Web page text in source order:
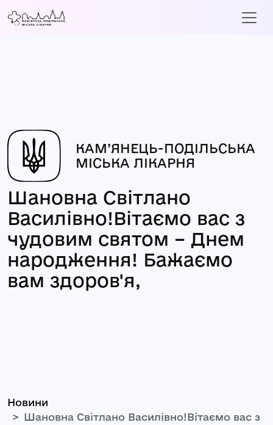
КАМ’ЯНЕЦЬ-ПОДІЛЬСЬКА
МІСЬКА ЛІКАРНЯ
Шановна Світлано
Василівно!Вітаємо вас з
чудовим святом – Днем
народження! Бажаємо
вам здоров'я,
Новини
Шановна Світлано Василівно!Вітаємо вас з